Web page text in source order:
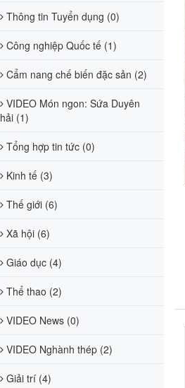
Thông tin Tuyển dụng (0)
Công nghiệp Quốc tế (1)
Cẩm nang chế biến đặc sản (2)
VIDEO Món ngon: Sứa Duyên
hải (1)
Tổng hợp tin tức (0)
Kinh tế (3)
Thế giới (6)
Xã hội (6)
Giáo dục (4)
Thể thao (2)
VIDEO News (0)
VIDEO Nghành thép (2)
Giải trí (4)